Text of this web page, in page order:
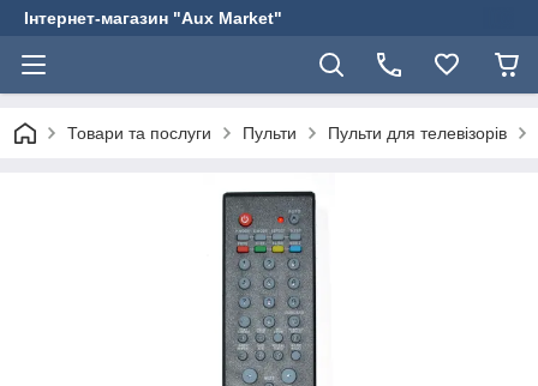
Інтернет-магазин "Aux Market"
Товари та послуги Пульти Пульти для телевізорів